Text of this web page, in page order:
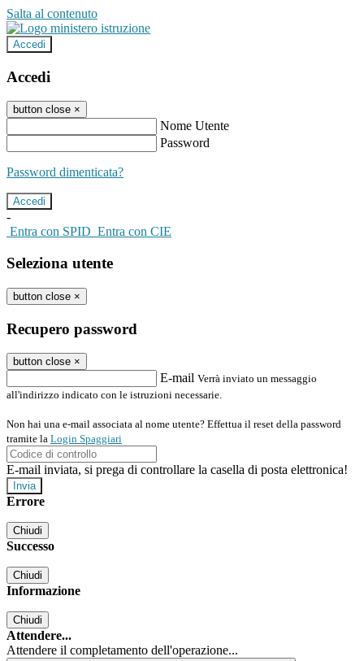
Salta al contenuto
Accedi
Accedi
button close ×
Nome Utente
Password
Password dimenticata?
-
Entra con SPID Entra con CIE
Seleziona utente
button close ×
Recupero password
button close ×
E-mail Verrà inviato un messaggio
all'indirizzo indicato con le istruzioni necessarie.
Non hai una e-mail associata al nome utente? Effettua il reset della password
tramite la Login Spaggiari
E-mail inviata, si prega di controllare la casella di posta elettronica!
Errore
Chiudi
Successo
Chiudi
Informazione
Chiudi
Attendere...
Attendere il completamento dell'operazione...